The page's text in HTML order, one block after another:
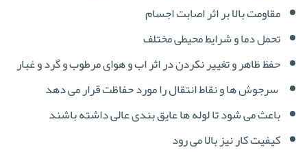
مقاومت بالا بر اثر اصابت اجسام
تحمل دما و شرایط محیطی مختلف
حفظ ظاهر و تغییر نکردن در اثر اب و هوای مرطوب و گرد و غبار
سرجوش ها و نقاط انتقال را مورد حفاظت قرار می دهد
باعث می شود تا لوله ها عایق بندی عالی داشته باشند
کیفیت کار نیز بالا می رود